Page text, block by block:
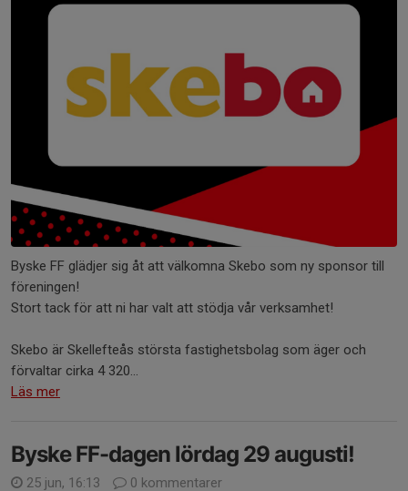
Byske FF glädjer sig åt att välkomna Skebo som ny sponsor till
föreningen!
Stort tack för att ni har valt att stödja vår verksamhet!
Skebo är Skellefteås största fastighetsbolag som äger och
förvaltar cirka 4 320...
Läs mer
Byske FF-dagen lördag 29 augusti!
25 jun, 16:13 0 kommentarer